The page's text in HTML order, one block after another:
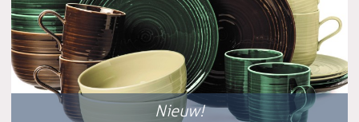
Nieuw!